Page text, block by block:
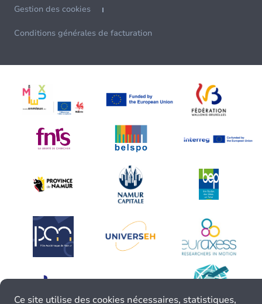
Gestion des cookies
Conditions générales de facturation
Ce site utilise des cookies nécessaires, statistiques,